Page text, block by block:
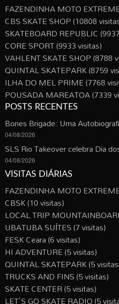
FAZENDINHA MOTO
CBS SKATE SHOP(10808
SKATEBOARD REPUBLIC
CORE SPORT(9933 visitas)
VAHLENT SKATE SHOP(8788
QUINTAL SKATEPARK(8759
ILHA DO MEL PRIME(7768
POUSADA MAREATOA(7339
POSTS RECENTES
Bones Brigade: Uma
04/08/2026
SLS Rio Takeover celebra Dia
04/08/2026
VISITAS DIÁRIAS
FAZENDINHA MOTO
CBSK(10 visitas)
LOCAL TRIP
UBATUBA SUÍTES(7 visitas)
FESK Ceara(6 visitas)
HI ADVENTURE(5 visitas)
QUINTAL SKATEPARK(5
TRUCKS AND FINS(5 visitas)
SKATE CENTER(5 visitas)